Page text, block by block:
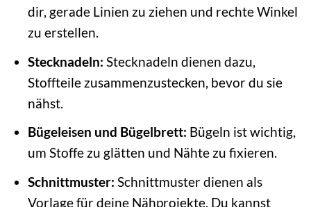
dir, gerade Linien zu ziehen und rechte Winkel
zu erstellen.
Stecknadeln: Stecknadeln dienen dazu,
Stoffteile zusammenzustecken, bevor du sie
nähst.
Bügeleisen und Bügelbrett: Bügeln ist wichtig,
um Stoffe zu glätten und Nähte zu fixieren.
Schnittmuster: Schnittmuster dienen als
Vorlage für deine Nähprojekte. Du kannst